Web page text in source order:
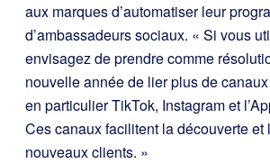
aux marques d’automatiser leur
d’ambassadeurs sociaux. « Si vous
envisagez de prendre comme
nouvelle année de lier plus de
en particulier TikTok, Instagram et
Ces canaux facilitent la découverte et
nouveaux clients. »